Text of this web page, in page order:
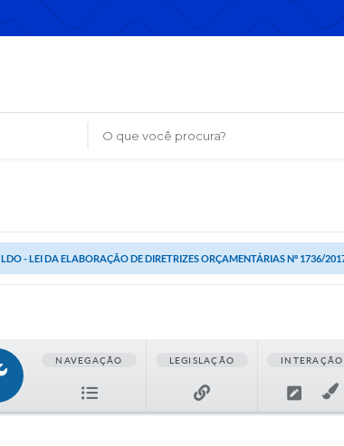
O que você procura?
LDO - LEI DA ELABORAÇÃO DE DIRETRIZES ORÇAMENTÁRIAS Nº 1736/
NAVEGAÇÃO LEGISLAÇÃO INTERAÇÃO